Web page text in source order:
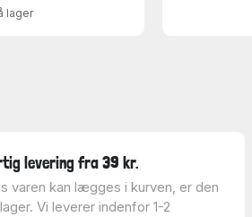
lager
levering fra 39 kr.
varen kan lægges i kurven, er den
Vi leverer indenfor 1-2